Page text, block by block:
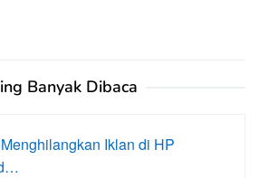
Banyak Dibaca
Iklan di HP